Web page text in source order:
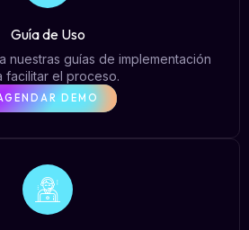
Guía de Uso
nuestras guías de implementación
facilitar el proceso.
DEMO